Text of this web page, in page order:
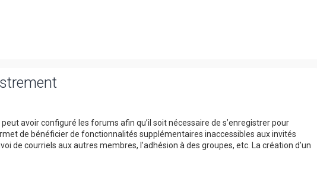
avoir configuré les forums afin qu’il soit nécessaire de s’enregistrer pour
de bénéficier de fonctionnalités supplémentaires inaccessibles aux invités
de courriels aux autres membres, l’adhésion à des groupes, etc. La création d’un